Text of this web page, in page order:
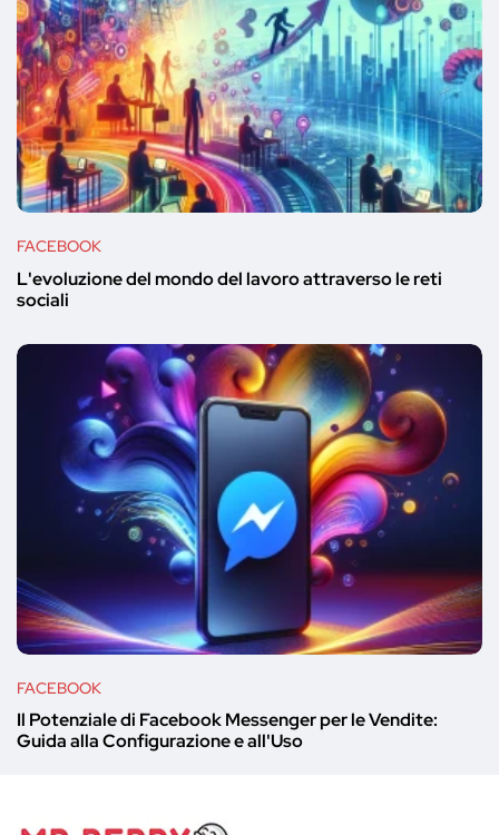
FACEBOOK
L'evoluzione del mondo del lavoro attraverso le reti
sociali
FACEBOOK
Il Potenziale di Facebook Messenger per le Vendite:
Guida alla Configurazione e all'Uso